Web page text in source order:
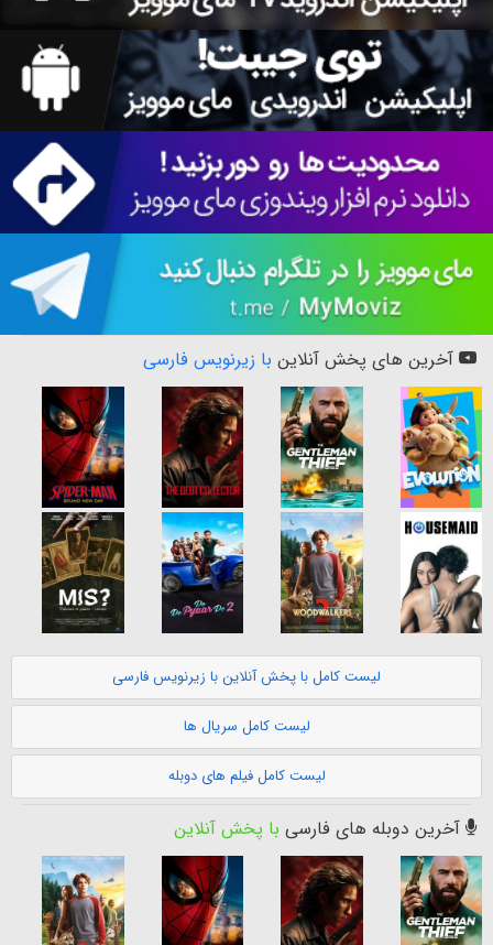
آخرین های پخش آنلاین با زیرنویس فارسی
لیست کامل با پخش آنلاین با زیرنویس فارسی
لیست کامل سریال ها
لیست کامل فیلم های دوبله
آخرین دوبله های فارسی با پخش آنلاین